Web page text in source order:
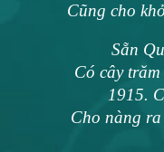
Cũng cho
Sẵn
Có cây
1915.
Cho nàng